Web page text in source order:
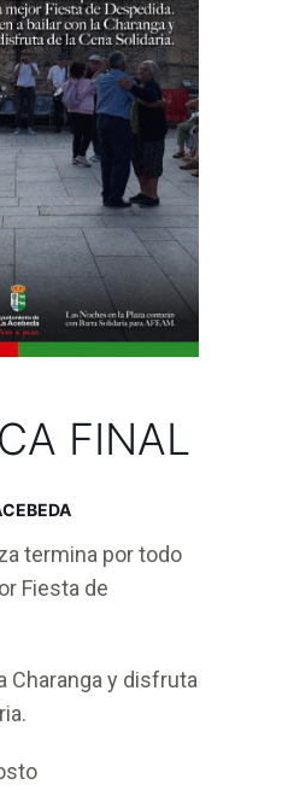
FINAL
termina por todo
Fiesta de
Charanga y disfruta